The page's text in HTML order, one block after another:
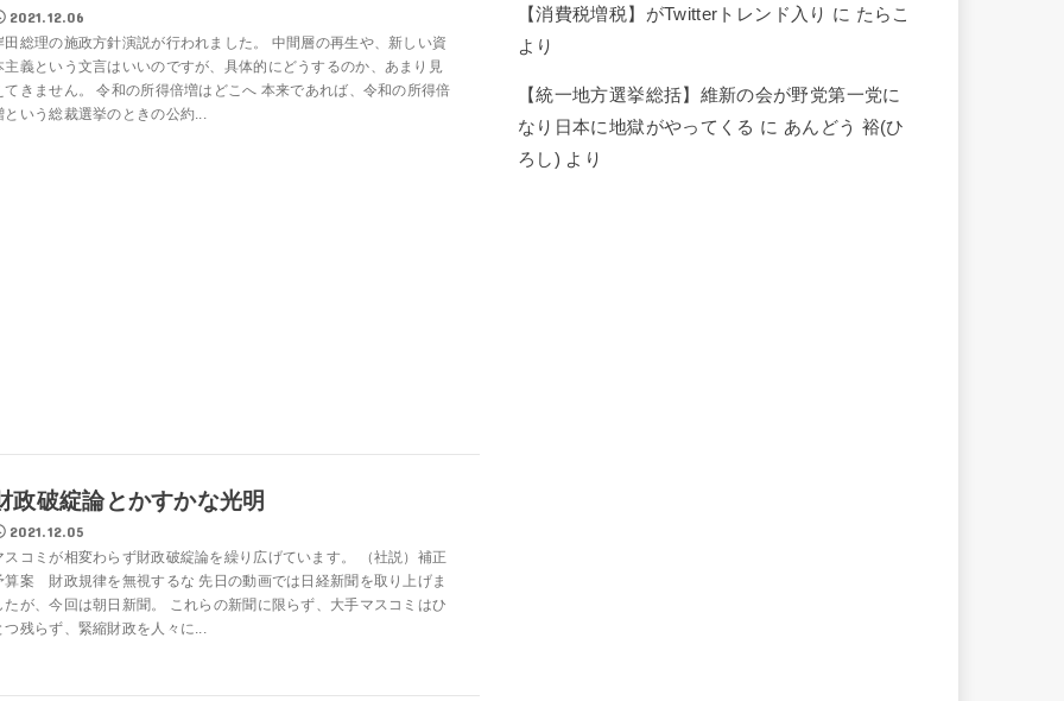
2021.12.06
田総理の施政方針演説が行われました。 中間層の再生や、新しい資
主義という文言はいいのですが、具体的にどうするのか、あまり見
てきません。 令和の所得倍増はどこへ 本来であれば、令和の所得倍
という総裁選挙のときの公約...
政破綻論とかすかな光明
2021.12.05
スコミが相変わらず財政破綻論を繰り広げています。 （社説）補正
算案 財政規律を無視するな 先日の動画では日経新聞を取り上げま
たが、今回は朝日新聞。 これらの新聞に限らず、大手マスコミはひ
つ残らず、緊縮財政を人々に...
【消費税増税】がTwitterトレンド入り に たらこ
より
【統一地方選挙総括】維新の会が野党第一党に
なり日本に地獄がやってくる に あんどう 裕(ひ
ろし) より